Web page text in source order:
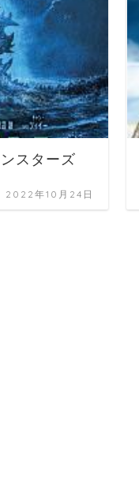
スターズ
2022年10月24日